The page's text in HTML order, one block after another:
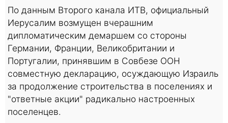
По данным Второго канала ИТВ, официальный
Иерусалим возмущен вчерашним
дипломатическим демаршем со стороны
Германии, Франции, Великобритании и
Португалии, принявшим в Совбезе ООН
совместную декларацию, осуждающую Израиль
за продолжение строительства в поселениях и
"ответные акции" радикально настроенных
поселенцев.